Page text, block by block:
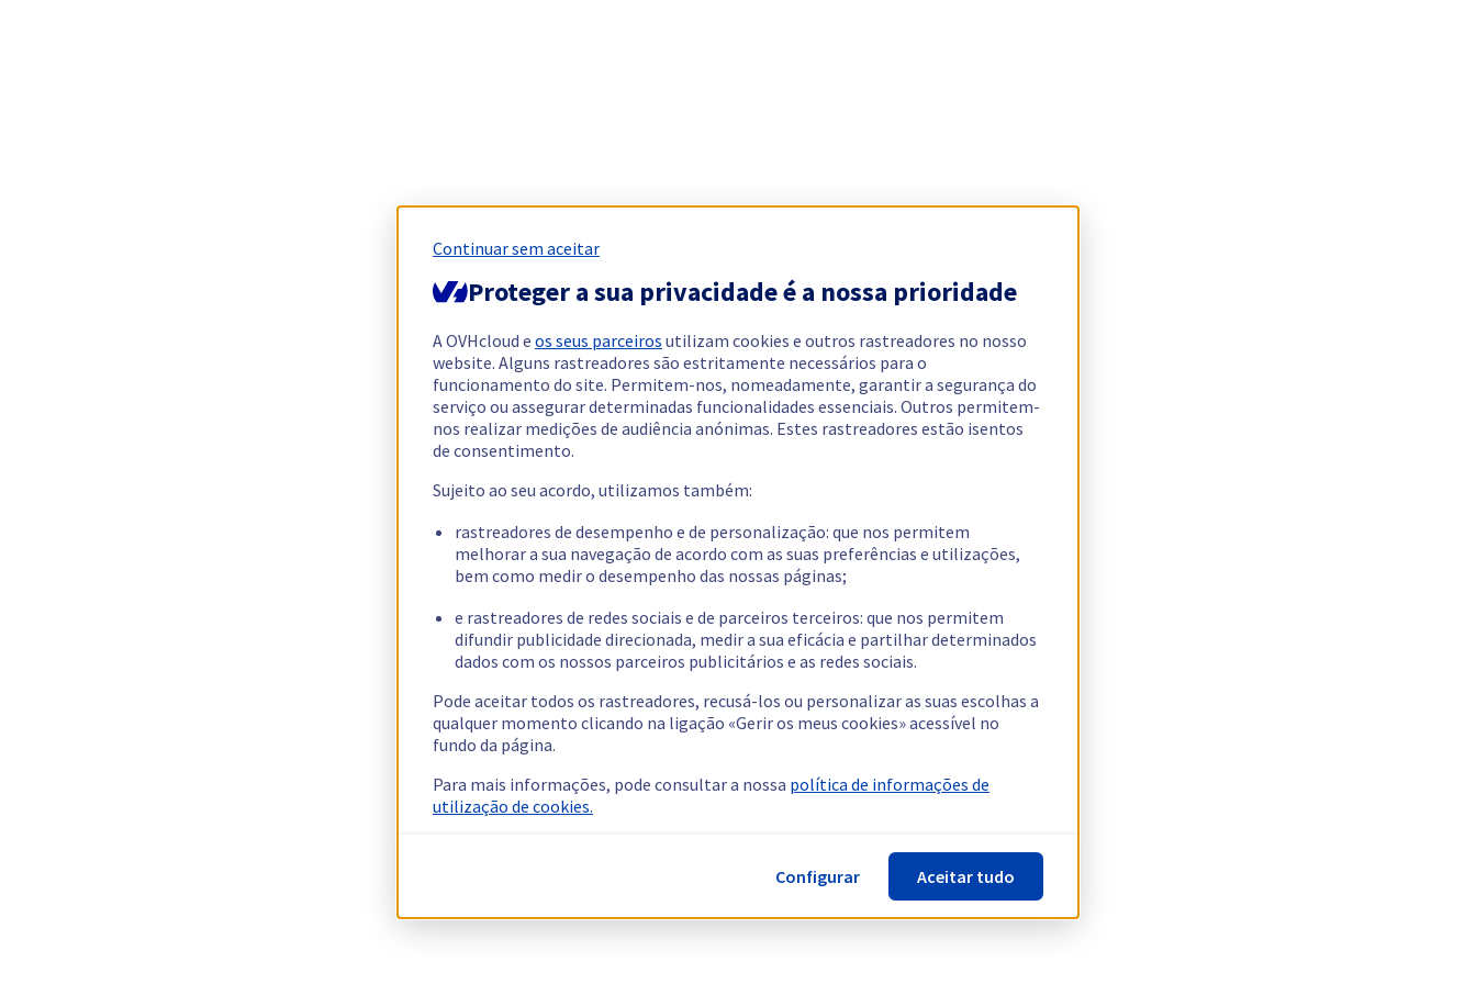
Continuar sem aceitar
Proteger a sua privacidade é a nossa prioridade
A OVHcloud e os seus parceiros utilizam cookies e outros rastreadores no nosso
website. Alguns rastreadores são estritamente necessários para o
funcionamento do site. Permitem-nos, nomeadamente, garantir a segurança do
serviço ou assegurar determinadas funcionalidades essenciais. Outros permitem-
nos realizar medições de audiência anónimas. Estes rastreadores estão isentos
de consentimento.
Sujeito ao seu acordo, utilizamos também:
rastreadores de desempenho e de personalização: que nos permitem
melhorar a sua navegação de acordo com as suas preferências e utilizações,
bem como medir o desempenho das nossas páginas;
e rastreadores de redes sociais e de parceiros terceiros: que nos permitem
difundir publicidade direcionada, medir a sua eficácia e partilhar determinados
dados com os nossos parceiros publicitários e as redes sociais.
Pode aceitar todos os rastreadores, recusá-los ou personalizar as suas escolhas a
qualquer momento clicando na ligação «Gerir os meus cookies» acessível no
fundo da página.
Para mais informações, pode consultar a nossa política de informações de
utilização de cookies.
Configurar Aceitar tudo